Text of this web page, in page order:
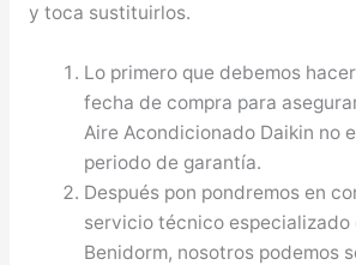
y toca sustituirlos.
Lo primero que debemos
fecha de compra para
Aire Acondicionado Daikin no
periodo de garantía.
Después pon pondremos en
servicio técnico especializado
Benidorm, nosotros podemos